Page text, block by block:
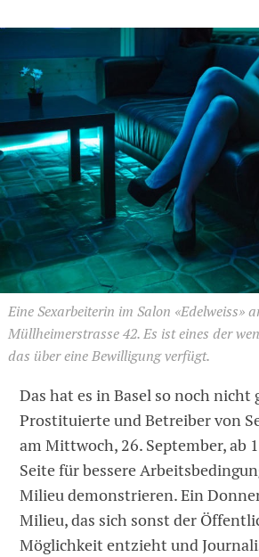
Eine Sexarbeiterin im Salon «Edelweiss»
Müllheimerstrasse 42. Es ist eines der
das über eine Bewilligung verfügt.
Das hat es in Basel so noch nicht
Prostituierte und Betreiber von
am Mittwoch, 26. September, ab
Seite für bessere
Milieu demonstrieren. Ein
Milieu, das sich sonst der
Möglichkeit entzieht und